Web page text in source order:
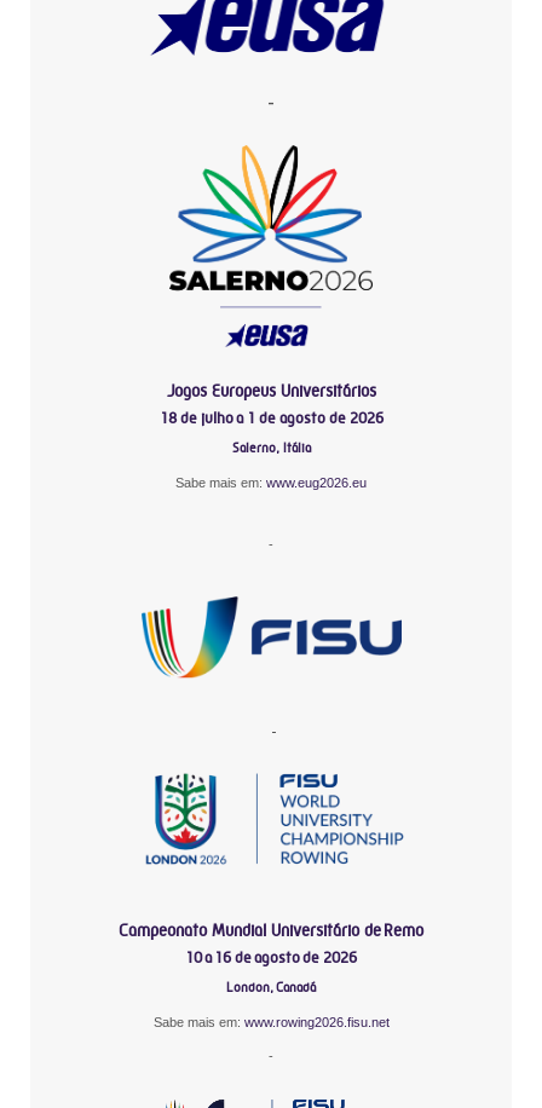
-
Jogos Europeus Universitários
18 de julho a 1 de agosto de 2026
Salerno, Itália
Sabe mais em: www.eug2026.eu
-
-
Campeonato Mundial Universitário de Remo
10 a 16 de agosto de 2026
London, Canadá
Sabe mais em: www.rowing2026.fisu.net
-